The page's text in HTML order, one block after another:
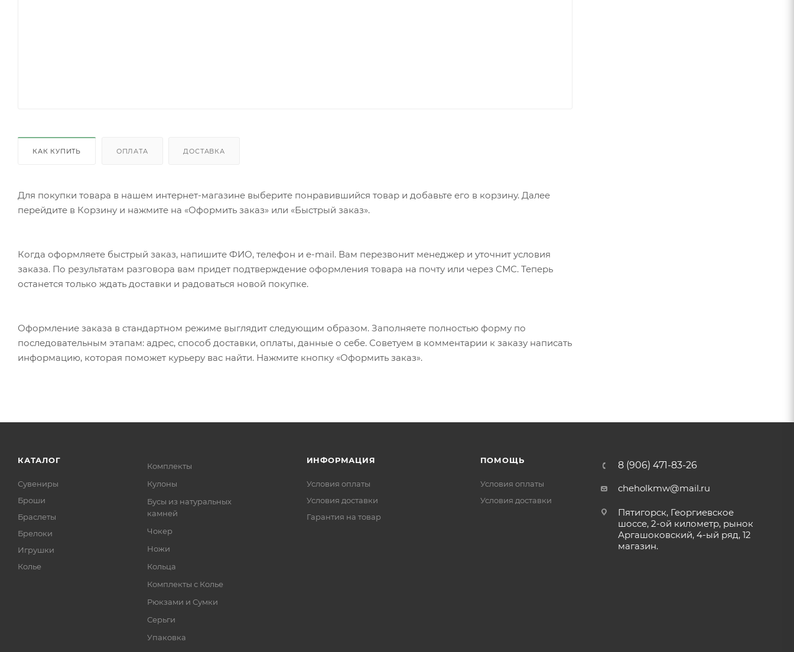
КАК КУПИТЬ ОПЛАТА ДОСТАВКА
Для покупки товара в нашем интернет-магазине выберите понравившийся товар и добавьте его в корзину. Далее
перейдите в Корзину и нажмите на «Оформить заказ» или «Быстрый заказ».
Когда оформляете быстрый заказ, напишите ФИО, телефон и e-mail. Вам перезвонит менеджер и уточнит условия
заказа. По результатам разговора вам придет подтверждение оформления товара на почту или через СМС. Теперь
останется только ждать доставки и радоваться новой покупке.
Оформление заказа в стандартном режиме выглядит следующим образом. Заполняете полностью форму по
последовательным этапам: адрес, способ доставки, оплаты, данные о себе. Советуем в комментарии к заказу написать
информацию, которая поможет курьеру вас найти. Нажмите кнопку «Оформить заказ».
КАТАЛОГ
Сувениры
Броши
Браслеты
Брелоки
Игрушки
Колье
Комплекты
Кулоны
Бусы из натуральных
камней
Чокер
Ножи
Кольца
Комплекты с Колье
Рюкзами и Сумки
Серьги
Упаковка
ИНФОРМАЦИЯ
Условия оплаты
Условия доставки
Гарантия на товар
ПОМОЩЬ
Условия оплаты
Условия доставки
8 (906) 471-83-26
cheholkmw@mail.ru
Пятигорск, Георгиевское
шоссе, 2-ой километр, рынок
Аргашоковский, 4-ый ряд, 12
магазин.